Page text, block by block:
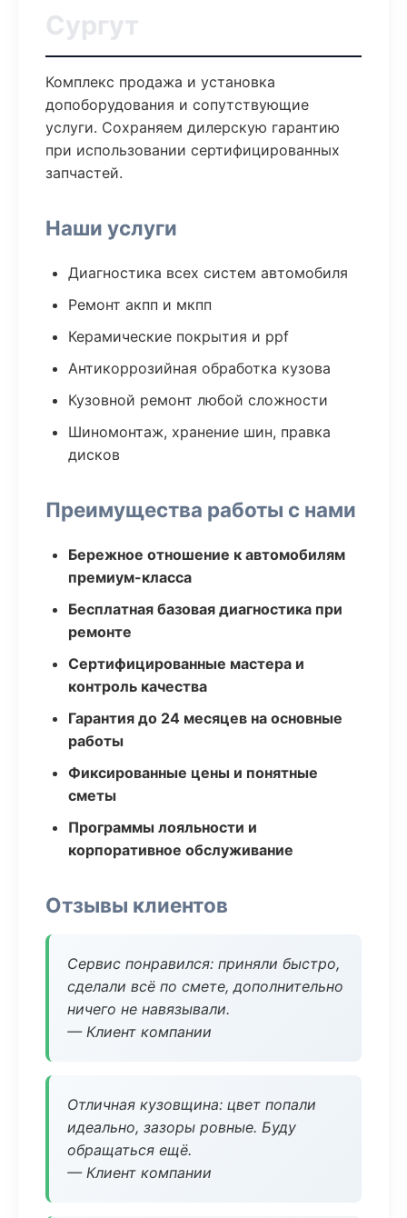
Сургут
Комплекс продажа и установка
допоборудования и сопутствующие
услуги. Сохраняем дилерскую гарантию
при использовании сертифицированных
запчастей.
Наши услуги
Диагностика всех систем автомобиля
Ремонт акпп и мкпп
Керамические покрытия и ppf
Антикоррозийная обработка кузова
Кузовной ремонт любой сложности
Шиномонтаж, хранение шин, правка
дисков
Преимущества работы с нами
Бережное отношение к автомобилям
премиум-класса
Бесплатная базовая диагностика при
ремонте
Сертифицированные мастера и
контроль качества
Гарантия до 24 месяцев на основные
работы
Фиксированные цены и понятные
сметы
Программы лояльности и
корпоративное обслуживание
Отзывы клиентов
Сервис понравился: приняли быстро,
сделали всё по смете, дополнительно
ничего не навязывали.
— Клиент компании
Отличная кузовщина: цвет попали
идеально, зазоры ровные. Буду
обращаться ещё.
— Клиент компании